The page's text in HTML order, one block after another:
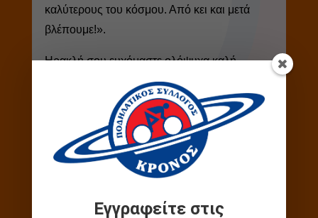
καλύτερους του κόσμου. Από κει και μετά
βλέπουμε!».
Ηρακλή σου ευχόμαστε ολόψυχα καλή
επιτυχία και να απολαύσεις στο έπακρο την
εκπληκτική εμπειρία της συμμετοχής σε ένα
Παγκόσμιο Πρωτάθλημα!
Εγγραφείτε στις